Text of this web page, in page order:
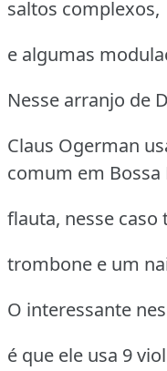
saltos complexos,
e algumas
Nesse arranjo de
Claus Ogerman
comum em Bossa
flauta, nesse caso
trombone e um
O interessante
é que ele usa 9